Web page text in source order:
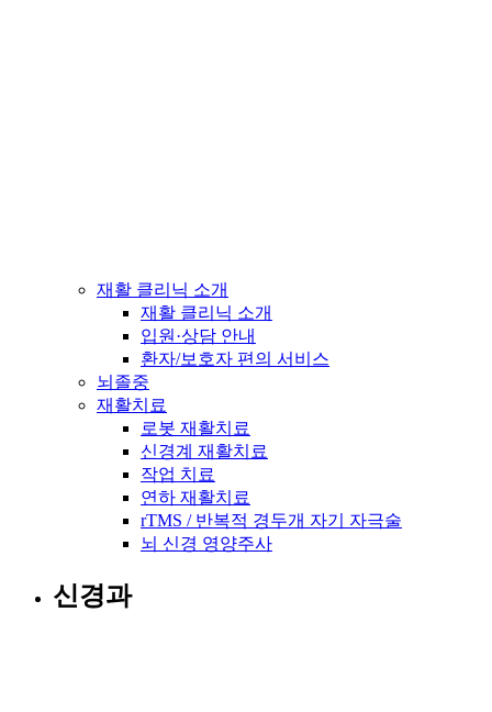
재활 클리닉 소개
재활 클리닉 소개
입원·상담 안내
환자/보호자 편의 서비스
뇌졸중
재활치료
로봇 재활치료
신경계 재활치료
작업 치료
연하 재활치료
rTMS / 반복적 경두개 자기 자극술
뇌 신경 영양주사
신경과